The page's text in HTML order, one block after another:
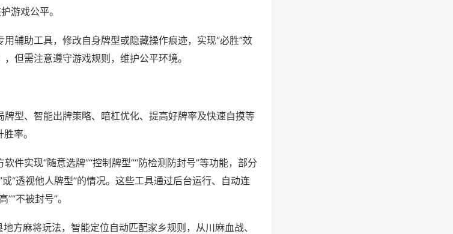
游戏公平。
辅助工具，修改自身牌型或隐藏操作痕迹，实现“必胜”效
但需注意遵守游戏规则，维护公平环境。
型、智能出牌策略、暗杠优化、提高好牌率及快速自摸等
率。
件实现“随意选牌”“控制牌型”“防检测防封号”等功能，部分
“透视他人牌型”的情况。这些工具通过后台运行、自动连
不被封号”。
方麻将玩法，智能定位自动匹配家乡规则，从川麻血战、